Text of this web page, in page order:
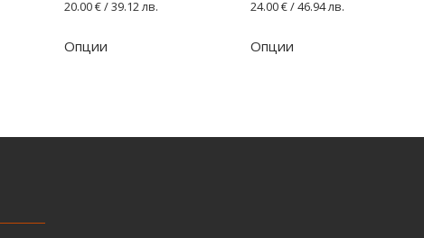
20.00€/ 39.12 лв.
Опции
24.00€/ 46.94 лв.
Опции